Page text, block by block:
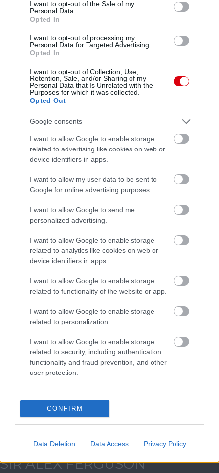
I want to opt-out of the Sale of my
Personal Data.
Opted In
I want to opt-out of processing my
Personal Data for Targeted Advertising.
Opted In
I want to opt-out of Collection, Use,
Retention, Sale, and/or Sharing of my
Personal Data that Is Unrelated with the
Purposes for which it was collected.
Opted Out
Google consents
I want to allow Google to enable storage
related to advertising like cookies on web or
device identifiers in apps.
I want to allow my user data to be sent to
Google for online advertising purposes.
I want to allow Google to send me
personalized advertising.
I want to allow Google to enable storage
related to analytics like cookies on web or
device identifiers in apps.
I want to allow Google to enable storage
related to functionality of the website or app.
I want to allow Google to enable storage
related to personalization.
I want to allow Google to enable storage
related to security, including authentication
functionality and fraud prevention, and other
user protection.
CONFIRM
Data Deletion Data Access Privacy Policy
Meccs Center
Leeds UnitedvsManchester
Felkészülési szezon 5. mérkőzés
2026-08-12 20:30
Manchester United
ELŐZŐ MÉRKŐZÉSEK
Támogatás
Támogasd adományoddal
a ManUtdFanatics.hu működését!
SIR ALEX FERGUSON